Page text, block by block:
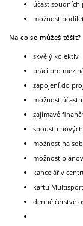
účast soudních
možnost
Na co se můžeš těšit?
skvělý kolektiv
práci pro
zapojení do
možnost
zajímavé
spoustu
možnost na
možnost
kancelář v
kartu Multisport
denně čerstvé